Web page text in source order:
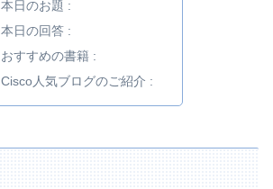
本日のお題 :
本日の回答 :
おすすめの書籍 :
Cisco人気ブログのご紹介 :